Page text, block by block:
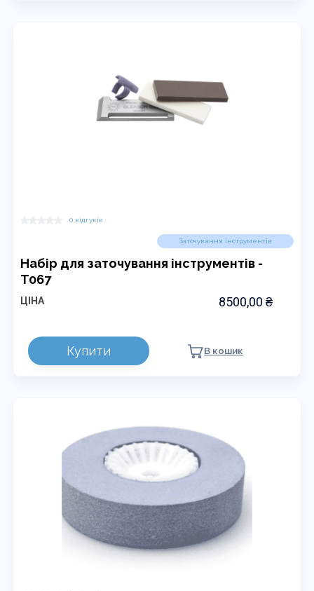
0 відгуків
Набір для заточування інструментів -
T067
Заточування інструментів
ЦІНА 8500,00 ₴
Купити В кошик